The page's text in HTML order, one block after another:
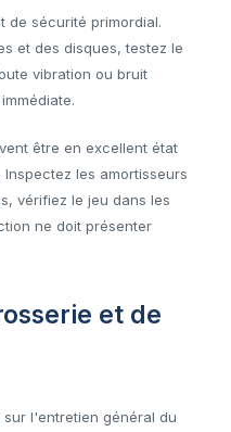
de sécurité primordial.
et des disques, testez le
vibration ou bruit
être en excellent état
les amortisseurs
vérifiez le jeu dans les
ne doit présenter
et de
l'entretien général du